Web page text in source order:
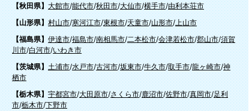
【秋田県】 大館市/能代市/秋田市/大仙市/横手市/由利本荘市
【山形県】 村山市/寒河江市/東根市/天童市/山形市/ 上山市
【福島県】 伊達市/福島市/南相馬市/二本松市/会津若松市/郡山市/須賀
川市/白河市/いわき市
【茨城県】 土浦市/水戸市/古河市/坂東市/牛久市/取手市/龍ヶ崎市/神
栖市
【栃木県】 宇都宮市/大田原市/さくら市/鹿沼市/佐野市/真岡市/足利
市/栃木市/下野市